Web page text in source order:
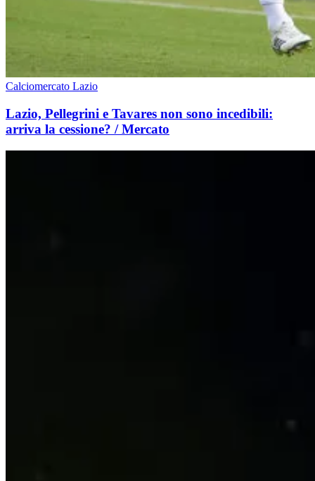
Calciomercato Lazio
Lazio, Pellegrini e Tavares non sono incedibili:
arriva la cessione? / Mercato